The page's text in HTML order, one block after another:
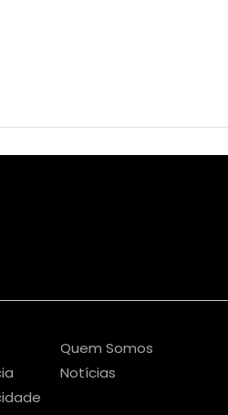
Quem Somos
Notícias